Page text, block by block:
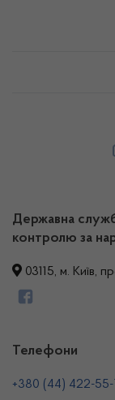
Державна
контролю за
03115, м. Київ,
Телефони
+380 (44) 422-55-